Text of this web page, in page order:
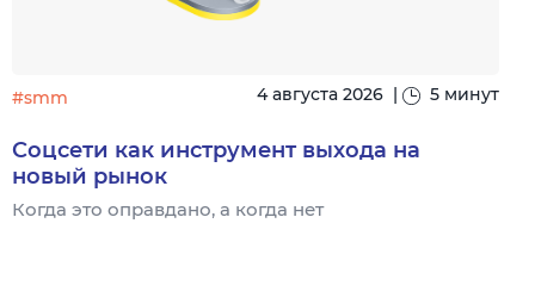
#smm 4 августа 2026 | 5 минут
Соцсети как инструмент выхода на
новый рынок
Когда это оправдано, а когда нет